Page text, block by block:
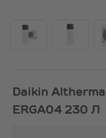
Daikin
ERGA04 230 Л